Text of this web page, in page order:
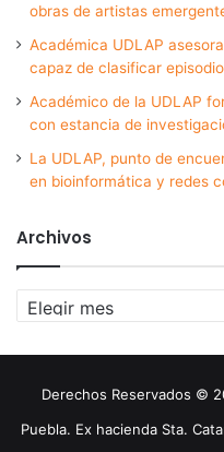
obras de artistas
Académica UDLAP
capaz de clasificar
Académico de la UDLAP
con estancia de
La UDLAP, punto de
en bioinformática y redes
Archivos
Archivos
Derechos Reservados ©
Puebla. Ex hacienda Sta.